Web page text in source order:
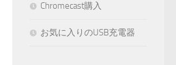
Chromecast購入
お気に入りのUSB充電器